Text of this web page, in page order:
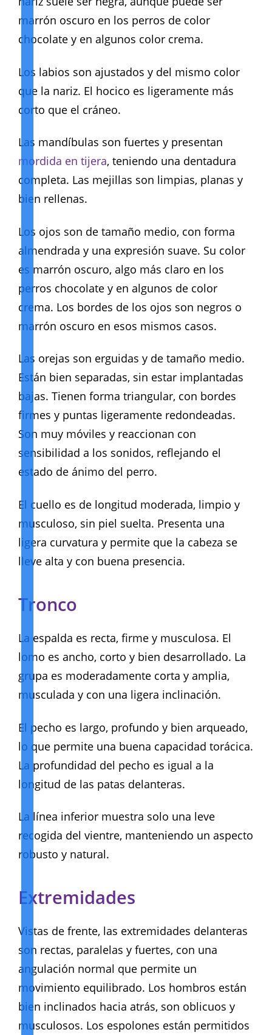
marrón oscuro en los perros de color
chocolate y en algunos color crema.
Los labios son ajustados y del mismo color
que la nariz. El hocico es ligeramente más
corto que el cráneo.
Las mandíbulas son fuertes y presentan
mordida en tijera, teniendo una dentadura
completa. Las mejillas son limpias, planas y
bien rellenas.
Los ojos son de tamaño medio, con forma
almendrada y una expresión suave. Su color
es marrón oscuro, algo más claro en los
perros chocolate y en algunos de color
crema. Los bordes de los ojos son negros o
marrón oscuro en esos mismos casos.
Las orejas son erguidas y de tamaño medio.
Están bien separadas, sin estar implantadas
bajas. Tienen forma triangular, con bordes
firmes y puntas ligeramente redondeadas.
Son muy móviles y reaccionan con
sensibilidad a los sonidos, reflejando el
estado de ánimo del perro.
El cuello es de longitud moderada, limpio y
musculoso, sin piel suelta. Presenta una
ligera curvatura y permite que la cabeza se
lleve alta y con buena presencia.
Tronco
La espalda es recta, firme y musculosa. El
lomo es ancho, corto y bien desarrollado. La
grupa es moderadamente corta y amplia,
musculada y con una ligera inclinación.
El pecho es largo, profundo y bien arqueado,
lo que permite una buena capacidad torácica.
La profundidad del pecho es igual a la
longitud de las patas delanteras.
La línea inferior muestra solo una leve
recogida del vientre, manteniendo un aspecto
robusto y natural.
Extremidades
Vistas de frente, las extremidades delanteras
son rectas, paralelas y fuertes, con una
angulación normal que permite un
movimiento equilibrado. Los hombros están
bien inclinados hacia atrás, son oblicuos y
musculosos. Los espolones están permitidos